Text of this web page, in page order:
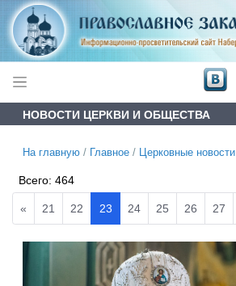
НОВОСТИ ЦЕРКВИ И ОБЩЕСТВА
На главную / Главное / Церковные новости
Всего:464
« 21 22 23 24 25 26 27